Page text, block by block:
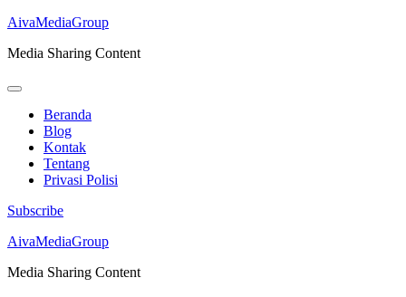
AivaMediaGroup
Media Sharing Content
Beranda
Blog
Kontak
Tentang
Privasi Polisi
Subscribe
Lompat
konten
AivaMediaGroup
Media Sharing Content